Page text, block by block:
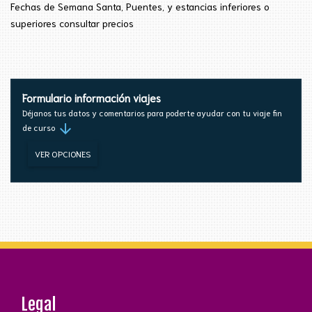
Fechas de Semana Santa , Puentes, y estancias inferiores o
superiores consultar precios
Formulario información viajes
Déjanos tus datos y comentarios para poderte ayudar con tu viaje fin
de curso arrow_downward
VER OPCIONES
Legal